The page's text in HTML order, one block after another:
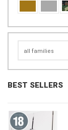
BEST SELLERS